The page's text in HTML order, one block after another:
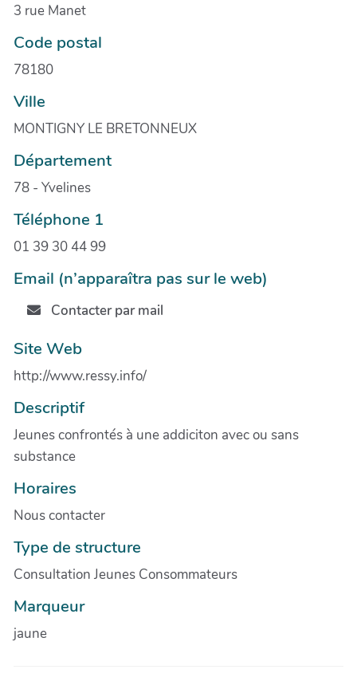
3 rue Manet
Code postal
78180
Ville
MONTIGNY LE BRETONNEUX
Département
78 - Yvelines
Téléphone 1
01 39 30 44 99
Email (n’apparaîtra pas sur le web)
Contacter par mail
Site Web
http://www.ressy.info/
Descriptif
Jeunes confrontés à une addiciton avec ou sans
substance
Horaires
Nous contacter
Type de structure
Consultation Jeunes Consommateurs
Marqueur
jaune